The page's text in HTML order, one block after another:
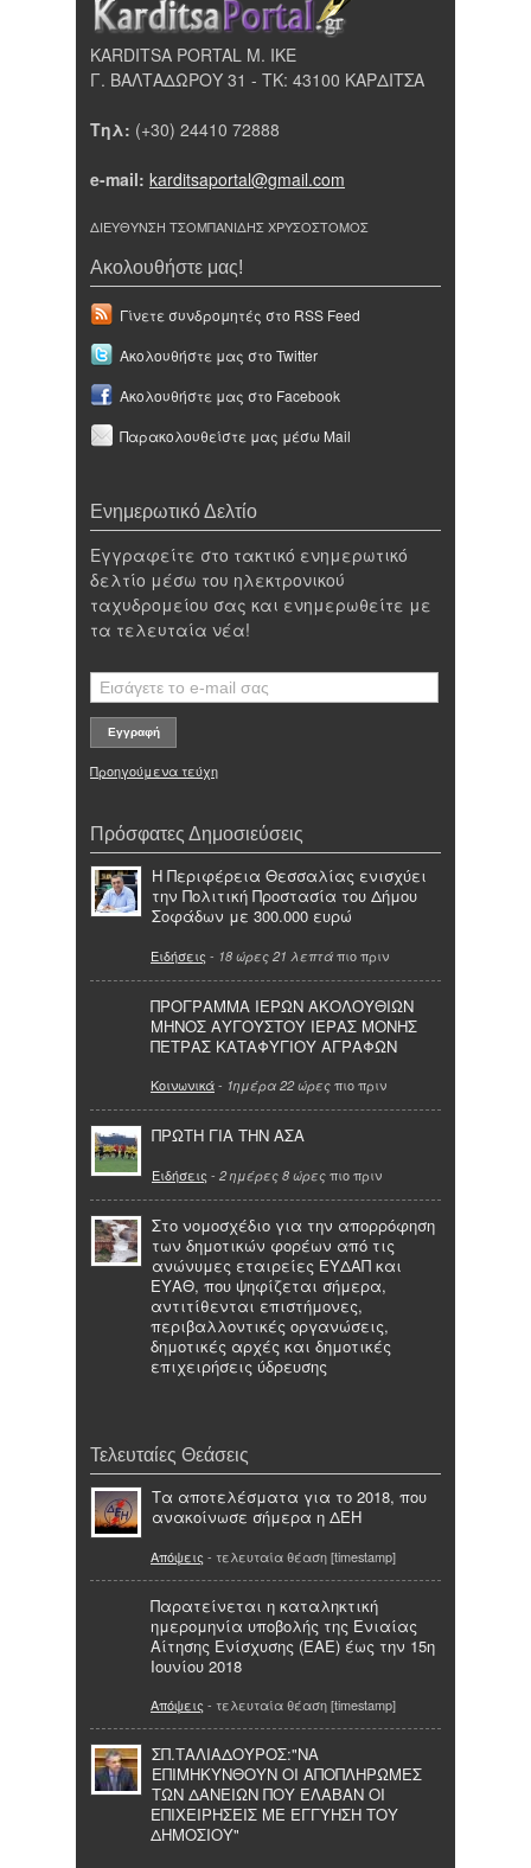
KARDITSA PORTAL Μ. ΙΚΕ
Γ. ΒΑΛΤΑΔΩΡΟΥ 31 - ΤΚ: 43100 ΚΑΡΔΙΤΣΑ
Τηλ: (+30) 24410 72888
e-mail: karditsaportal@gmail.com
ΔΙΕΥΘΥΝΣΗ ΤΣΟΜΠΑΝΙΔΗΣ ΧΡΥΣΟΣΤΟΜΟΣ
Ακολουθήστε μας!
Γίνετε συνδρομητές στο RSS Feed
Ακολουθήστε μας στο Twitter
Ακολουθήστε μας στο Facebook
Παρακολουθείστε μας μέσω Mail
Ενημερωτικό Δελτίο
Εγγραφείτε στο τακτικό ενημερωτικό
δελτίο μέσω του ηλεκτρονικού
ταχυδρομείου σας και ενημερωθείτε με
τα τελευταία νέα!
Προηγούμενα τεύχη
Πρόσφατες Δημοσιεύσεις
Η Περιφέρεια Θεσσαλίας ενισχύει
την Πολιτική Προστασία του Δήμου
Σοφάδων με 300.000 ευρώ
Ειδήσεις - 18 ώρες 21 λεπτά πιο πριν
ΠΡΟΓΡΑΜΜΑ ΙΕΡΩΝ ΑΚΟΛΟΥΘΙΩΝ
ΜΗΝΟΣ ΑΥΓΟΥΣΤΟΥ ΙΕΡΑΣ ΜΟΝΗΣ
ΠΕΤΡΑΣ ΚΑΤΑΦΥΓΙΟΥ ΑΓΡΑΦΩΝ
Κοινωνικά- 1ημέρα 22 ώρες πιο πριν
ΠΡΩΤΗ ΓΙΑ ΤΗΝ ΑΣΑ
Ειδήσεις - 2 ημέρες 8 ώρες πιο πριν
Στο νομοσχέδιο για την απορρόφηση
των δημοτικών φορέων από τις
ανώνυμες εταιρείες ΕΥΔΑΠ και
ΕΥΑΘ, που ψηφίζεται σήμερα,
αντιτίθενται επιστήμονες,
περιβαλλοντικές οργανώσεις,
δημοτικές αρχές και δημοτικές
επιχειρήσεις ύδρευσης
Τελευταίες Θεάσεις
Τα αποτελέσματα για το 2018, που
ανακοίνωσε σήμερα η ΔΕΗ
Απόψεις - τελευταία θέαση [timestamp]
Παρατείνεται η καταληκτική
ημερομηνία υποβολής της Ενιαίας
Αίτησης Ενίσχυσης (ΕΑΕ) έως την 15η
Ιουνίου 2018
Απόψεις - τελευταία θέαση [timestamp]
ΣΠ.ΤΑΛΙΑΔΟΥΡΟΣ:"ΝΑ
ΕΠΙΜΗΚΥΝΘΟΥΝ ΟΙ ΑΠΟΠΛΗΡΩΜΕΣ
ΤΩΝ ΔΑΝΕΙΩΝ ΠΟΥ ΕΛΑΒΑΝ ΟΙ
ΕΠΙΧΕΙΡΗΣΕΙΣ ΜΕ ΕΓΓΥΗΣΗ ΤΟΥ
ΔΗΜΟΣΙΟΥ"